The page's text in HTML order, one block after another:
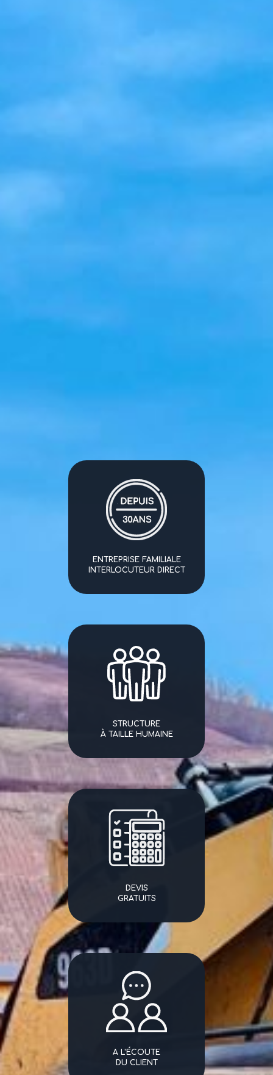
ENTREPRISE FAMILIALE
INTERLOCUTEUR DIRECT
STRUCTURE
À TAILLE HUMAINE
DEVIS
GRATUITS
A L'ÉCOUTE
DU CLIENT